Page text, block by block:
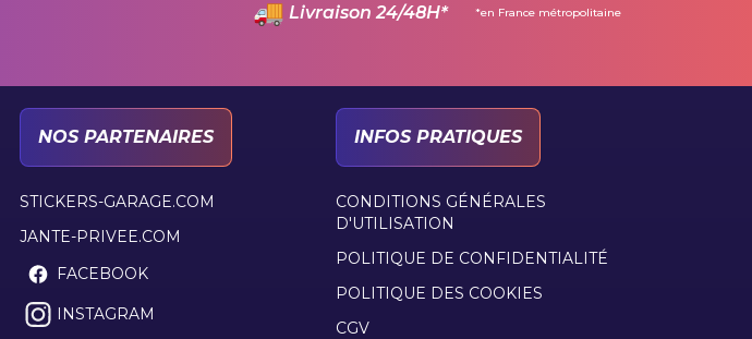
Livraison 24/48H* *en France métropolitaine
NOS PARTENAIRES
STICKERS-GARAGE.COM
JANTE-PRIVEE.COM
FACEBOOK
INSTAGRAM
INFOS PRATIQUES
CONDITIONS GÉNÉRALES
D'UTILISATION
POLITIQUE DE CONFIDENTIALITÉ
POLITIQUE DES COOKIES
CGV